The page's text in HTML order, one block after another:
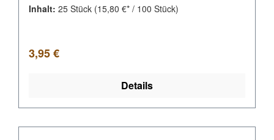
Inhalt: 25 Stück (15,80 €* / 100 Stück)
Regulärer Preis:
3,95 €
Details